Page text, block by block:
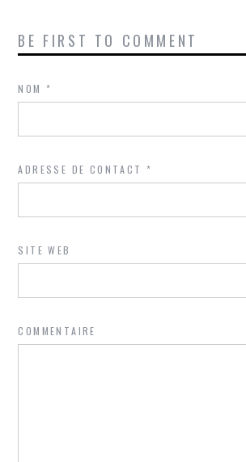
BE FIRST TO COMMENT
NOM*
ADRESSE DE CONTACT*
SITE WEB
COMMENTAIRE